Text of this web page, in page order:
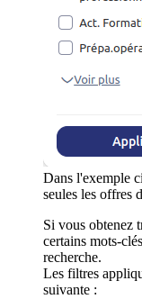
Dans l'exemple
seules les offres
Si vous obtenez
certains mots-
recherche.
Les filtres
suivante :